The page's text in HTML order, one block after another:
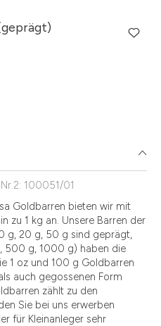
100051/01
Goldbarren bieten wir mit
zu 1 kg an. Unsere Barren der
g, 20 g, 50 g sind geprägt,
500 g, 1000 g) haben die
1 oz und 100 g Goldbarren
auch gegossenen Form
zählt zu den
Sie bei uns erwerben
für Kleinanleger sehr